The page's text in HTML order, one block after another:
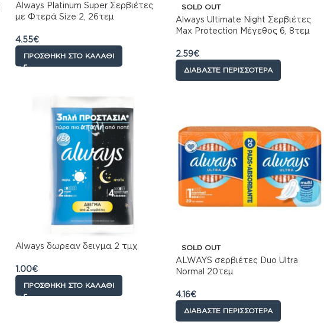
Always Platinum Super Σερβιέτες
με Φτερά Size 2, 26τεμ
4.55€
ΠΡΟΣΘΉΚΗ ΣΤΟ ΚΑΛΆΘΙ
SOLD OUT
Always Ultimate Night Σερβιέτες
Max Protection Μέγεθος 6, 8τεμ
2.59€
ΔΙΑΒΆΣΤΕ ΠΕΡΙΣΣΌΤΕΡΑ
Always δωρεαν δειγμα 2 τμχ
1.00€
ΠΡΟΣΘΉΚΗ ΣΤΟ ΚΑΛΆΘΙ
SOLD OUT
ALWAYS σερβιέτες Duo Ultra
Normal 20τεμ
4.16€
ΔΙΑΒΆΣΤΕ ΠΕΡΙΣΣΌΤΕΡΑ